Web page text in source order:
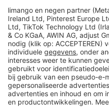
limango
Veilig winkelen
Klantenservice
Shop
Acties